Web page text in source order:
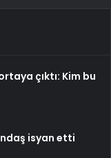
çıktı: Kim bu
isyan etti